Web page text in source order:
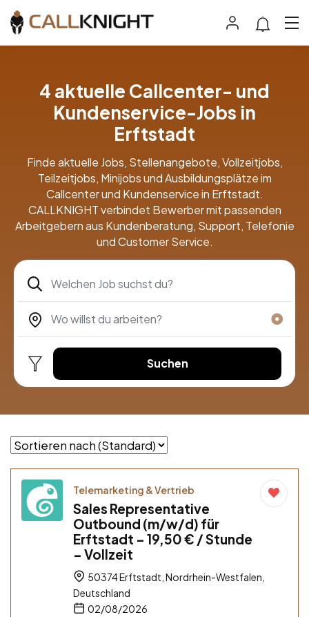
4 aktuelle Callcenter- und
Kundenservice-Jobs in
Erftstadt
Finde aktuelle Jobs, Stellenangebote, Vollzeitjobs,
Teilzeitjobs, Minijobs und Ausbildungsplätze im
Callcenter und Kundenservice in Erftstadt.
CALLKNIGHT verbindet Bewerber mit passenden
Arbeitgebern aus Kundenberatung, Support, Telefonie
und Customer Service.
Suchen
Telemarketing & Vertrieb
Sales Representative
Outbound (m/w/d) für
Erftstadt – 19,50 € / Stunde
– Vollzeit
50374 Erftstadt, Nordrhein-Westfalen,
Deutschland
02/08/2026